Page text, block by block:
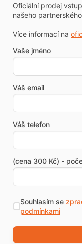
Oficiální prodej
našeho
Více informací na
Vaše jméno
Váš email
Váš telefon
(cena 300 Kč) -
Souhlasím se
podmínkami